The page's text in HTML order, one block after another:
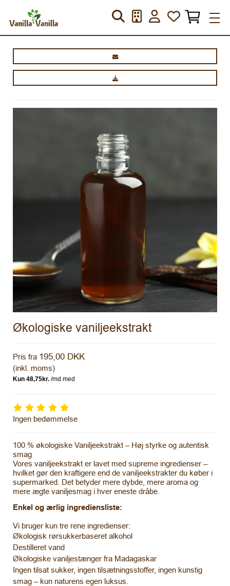
Økologiske vaniljeekstrakt
Pris fra 195,00 DKK
(inkl. moms)
Ingen bedømmelse
100 % økologiske Vaniljeekstrakt – Høj styrke og autentisk
smag
Vores vaniljeekstrakt er lavet med supreme ingredienser –
hvilket gør den kraftigere end de vaniljeekstrakter du køber i
supermarked. Det betyder mere dybde, mere aroma og
mere ægte vaniljesmag i hver eneste dråbe.
Enkel og ærlig ingrediensliste:
Vi bruger kun tre rene ingredienser:
Økologisk rørsukkerbaseret alkohol
Destilleret vand
Økologiske vaniljestænger fra Madagaskar
Ingen tilsat sukker, ingen tilsætningsstoffer, ingen kunstig
smag – kun naturens egen luksus.